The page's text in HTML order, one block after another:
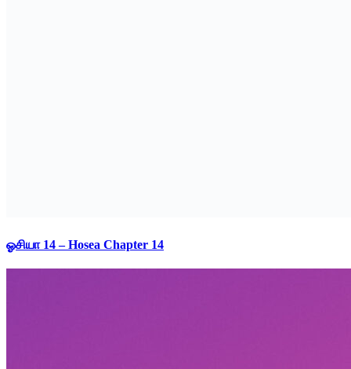
ஓசியா 14 – Hosea Chapter 14